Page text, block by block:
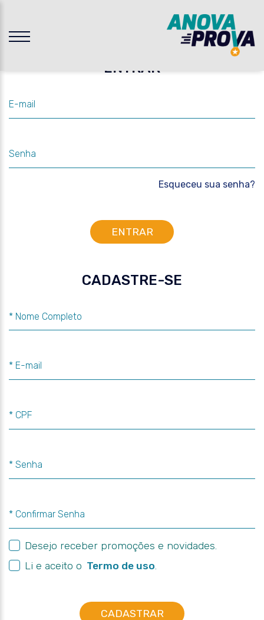
ENTRAR
E-mail
Senha
Esqueceu sua senha?
ENTRAR
CADASTRE-SE
* Nome Completo
* E-mail
* CPF
* Senha
* Confirmar Senha
Desejo receber promoções e novidades.
Li e aceito o Termo de uso
CADASTRAR